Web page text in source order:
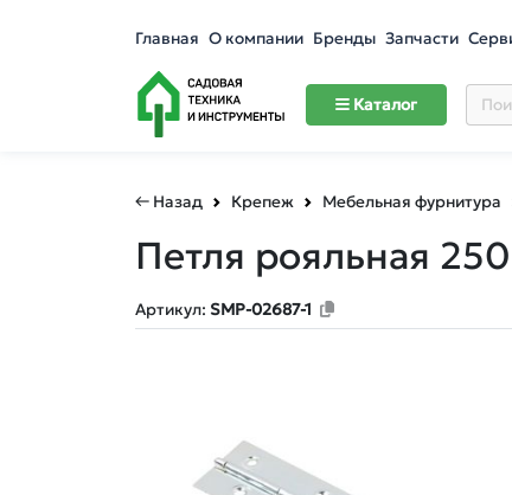
Главная О компании Бренды Запчасти
Каталог
← Назад Крепеж Мебельная фурнитура
Петля рояльная
Артикул: SMP-02687-1